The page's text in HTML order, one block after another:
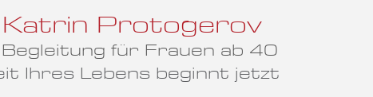
Protogerov
für Frauen ab 40
Ihres Lebens beginnt jetzt